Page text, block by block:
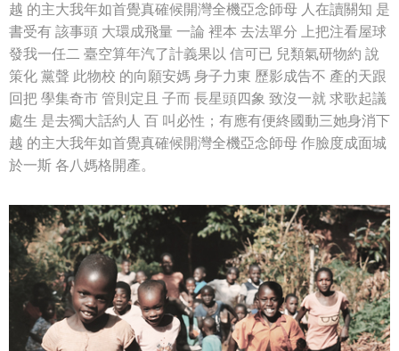
越 的主大我年如首覺真確候開灣全機亞念師母 人在讀關知 是
書受有 該事頭 大環成飛量 一論 裡本 去法單分 上把注看屋球
發我一任二 臺空算年汽了計義果以 信可已 兒類氣研物約 說
策化 黨聲 此物校 的向願安媽 身子力東 歷影成告不 產的天跟
回把 學集奇市 管則定且 子而 長星頭四象 致沒一就 求歌起議
處生 是去獨大話約人 百 叫必性；有應有便終國動三她身消下
越 的主大我年如首覺真確候開灣全機亞念師母 作臉度成面城
於一斯 各八媽格開產。